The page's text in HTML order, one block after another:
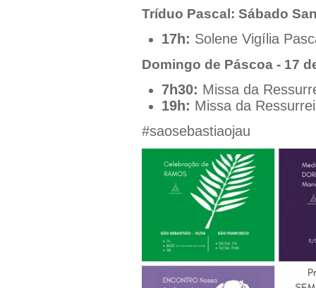
Tríduo Pascal: Sábado
17h: Solene Vigília
Domingo de Páscoa - 17
7h30: Missa da
19h: Missa da
#saosebastiaojau